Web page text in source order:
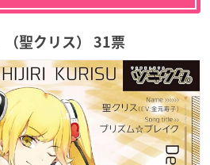
聖クリス） 31票